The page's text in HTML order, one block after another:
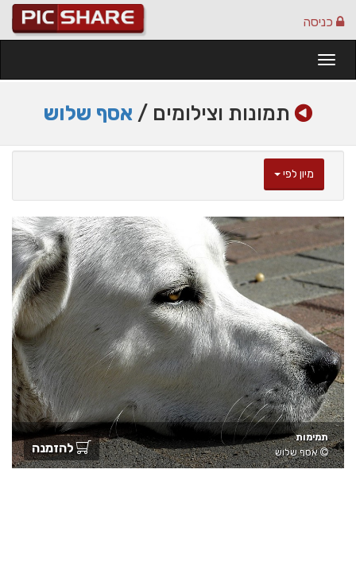
כניסה
תמונות וצילומים / אסף שלוש
מיון לפי
תמימות
אסף שלוש
להזמנה